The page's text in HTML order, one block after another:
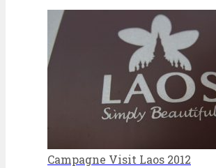
Campagne Visit Laos 2012